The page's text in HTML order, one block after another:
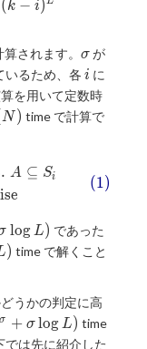
(k − i)
算されます。 \sigma
σが
いるため、各 i
i に
を用いて定数時
N ) time で計算で
A ⊆ Si (1)
log L) であった
) time で解くこと
うかの判定に高
σ + σ log L) time
は先に紹介した